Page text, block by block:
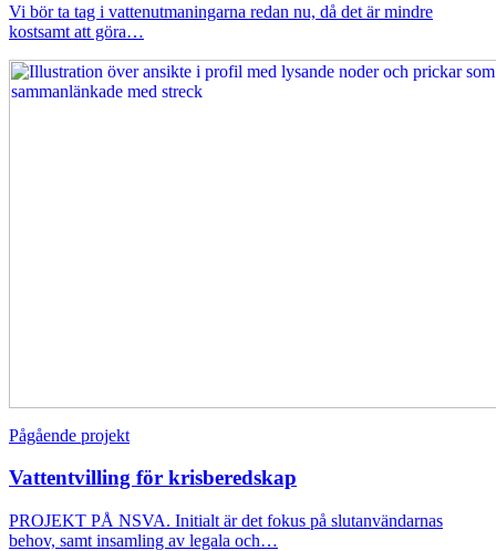
Vi bör ta tag i vattenutmaningarna redan nu, då det är mindre
kostsamt att göra…
Pågående projekt
Vattentvilling för krisberedskap
PROJEKT PÅ NSVA. Initialt är det fokus på slutanvändarnas
behov, samt insamling av legala och…